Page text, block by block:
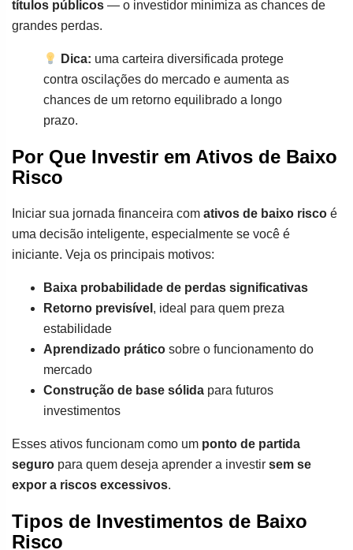
títulos públicos — o investidor minimiza as chances de
grandes perdas.
Dica: uma carteira diversificada protege
contra oscilações do mercado e aumenta as
chances de um retorno equilibrado a longo
prazo.
Por Que Investir em Ativos de Baixo
Risco
Iniciar sua jornada financeira com ativos de baixo risco é
uma decisão inteligente, especialmente se você é
iniciante. Veja os principais motivos:
Baixa probabilidade de perdas significativas
Retorno previsível , ideal para quem preza
estabilidade
Aprendizado prático sobre o funcionamento do
mercado
Construção de base sólida para futuros
investimentos
Esses ativos funcionam como um ponto de partida
seguro para quem deseja aprender a investir sem se
expor a riscos excessivos.
Tipos de Investimentos de Baixo
Risco